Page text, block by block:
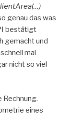
genau das was
bestätigt
gemacht und
mal
nicht so viel
Rechnung.
eines